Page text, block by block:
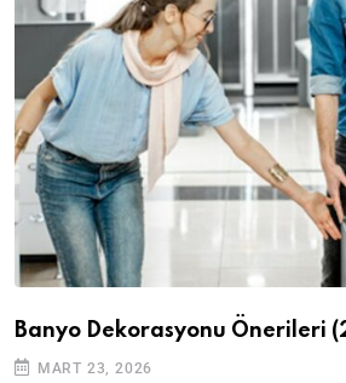
Banyo Dekorasyonu Önerileri
MART 23, 2026